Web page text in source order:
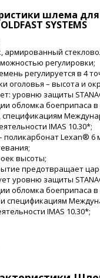
шлема
SYSTEMS
армированный
регулировки;
регулируется в 4
оголовья – высота и
уровню защиты
обломка боеприпаса в
спецификациям
IMAS 10.30*;
поликарбонат Lexan® 6
высоты;
предотвращает
уровню защиты
обломка боеприпаса в
и спецификациям
IMAS 10.30*;